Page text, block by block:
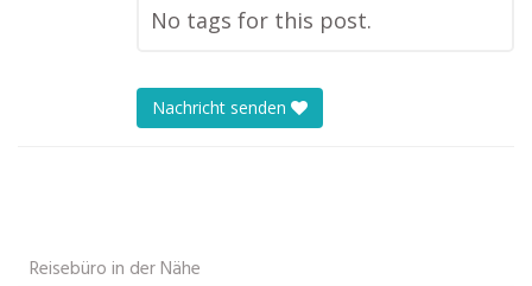
No tags for this post.
Nachricht senden
Reisebüro in der Nähe